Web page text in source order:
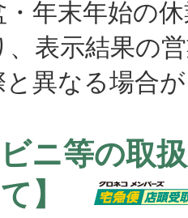
年末年始の
、表示結果の
なる場合が
ビニ等の取
て】